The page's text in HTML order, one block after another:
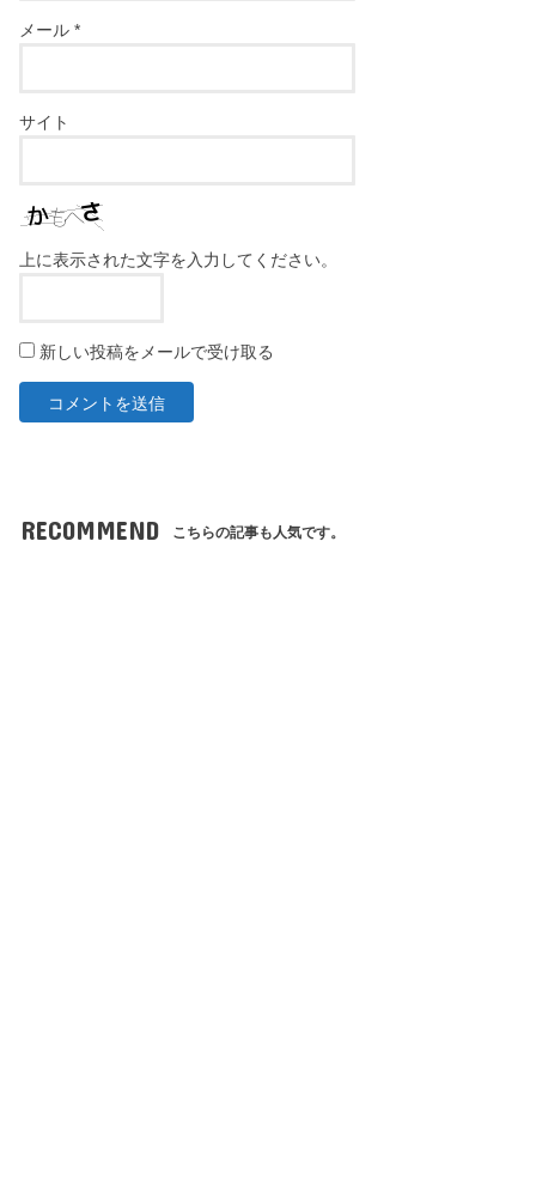
メール*
サイト
上に表示された文字を入力してください。
新しい投稿をメールで受け取る
RECOMMEND こちらの記事も人気です。